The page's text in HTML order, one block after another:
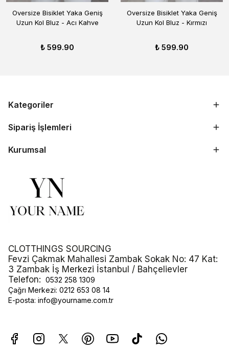
Oversize Bisiklet Yaka Geniş
Uzun Kol Bluz - Acı Kahve
₺ 599.90
Oversize Bisiklet Yaka Geniş
Uzun Kol Bluz - Kırmızı
₺ 599.90
Kategoriler
Sipariş İşlemleri
Kurumsal
CLOTTHINGS SOURCING
Fevzi Çakmak Mahallesi Zambak Sokak No: 47 Kat:
3 Zambak İş Merkezi İstanbul / Bahçelievler
Telefon: 0532 258 1309
Çağrı Merkezi: 0212 653 08 14
E-posta: info@yourname.com.tr